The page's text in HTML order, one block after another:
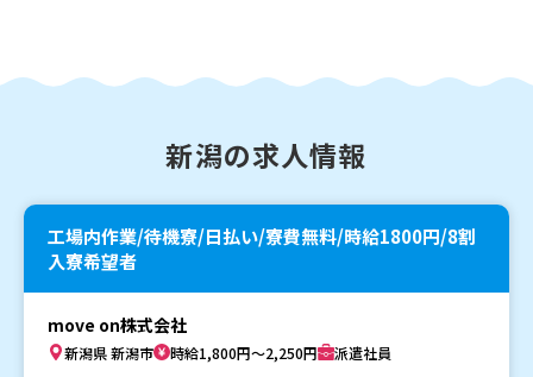
新潟の求人情報
工場内作業/待機寮/日払い/寮費無料/時給1800円/8割
入寮希望者
move on株式会社
新潟県 新潟市 時給1,800円～2,250円 派遣社員